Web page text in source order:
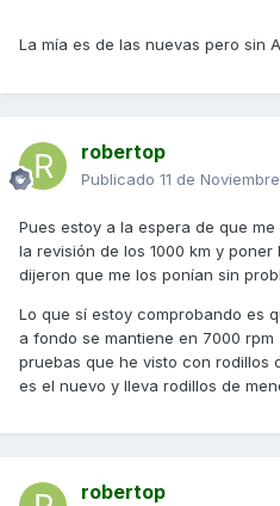
La mía es de las nuevas pero sin
robertop
Publicado 11 de
Pues estoy a la espera de que
la revisión de los 1000 km y
dijeron que me los ponían sin
Lo que sí estoy comprobando es
a fondo se mantiene en 7000
pruebas que he visto con rodillos
es el nuevo y lleva rodillos de
robertop